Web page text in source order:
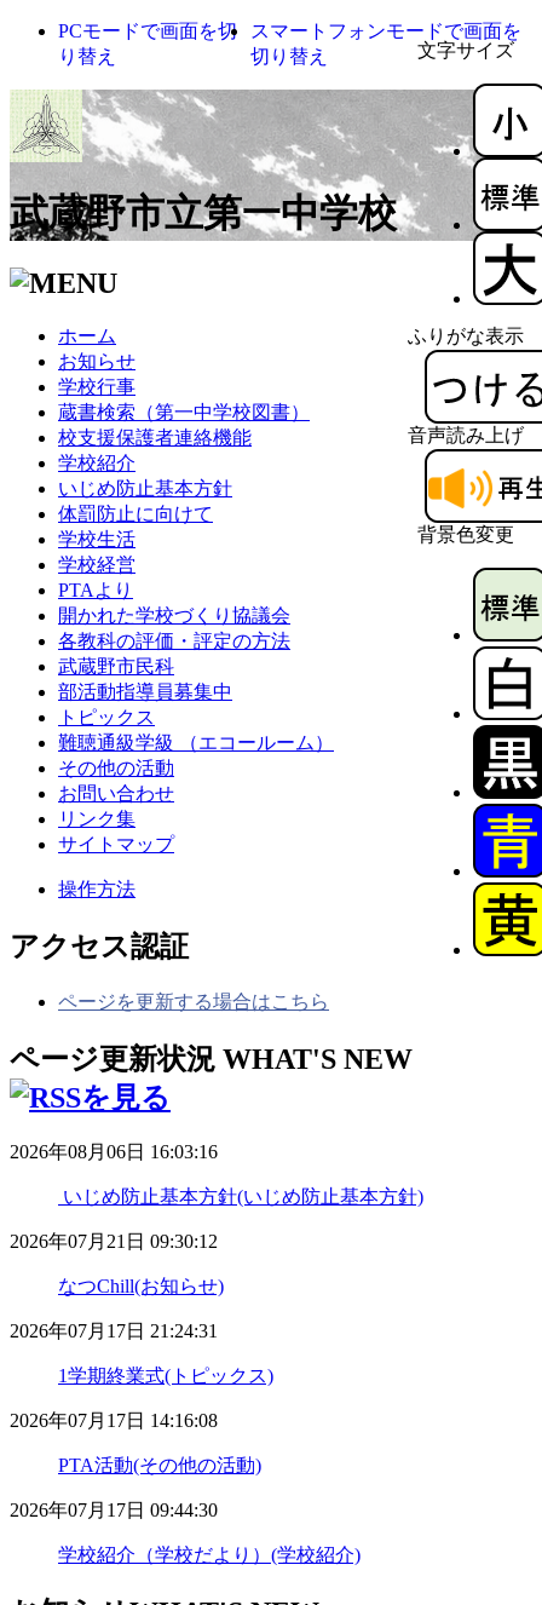
文字サイズ
ふりがな表示
音声読み上げ
背景色変更
PCモードで画面を切
り替え
スマートフォンモードで画面を
切り替え
武蔵野市立第一中学校
ホーム
お知らせ
学校行事
蔵書検索（第一中学校図書）
校支援保護者連絡機能
学校紹介
いじめ防止基本方針
体罰防止に向けて
学校生活
学校経営
PTAより
開かれた学校づくり協議会
各教科の評価・評定の方法
武蔵野市民科
部活動指導員募集中
トピックス
難聴通級学級 （エコールーム）
その他の活動
お問い合わせ
リンク集
サイトマップ
操作方法
アクセス認証
ページを更新する場合はこちら
ページ更新状況 WHAT'S NEW
2026年08月06日 16:03:16
いじめ防止基本方針(いじめ防止基本方針)
2026年07月21日 09:30:12
なつChill(お知らせ)
2026年07月17日 21:24:31
1学期終業式(トピックス)
2026年07月17日 14:16:08
PTA活動(その他の活動)
2026年07月17日 09:44:30
学校紹介（学校だより）(学校紹介)